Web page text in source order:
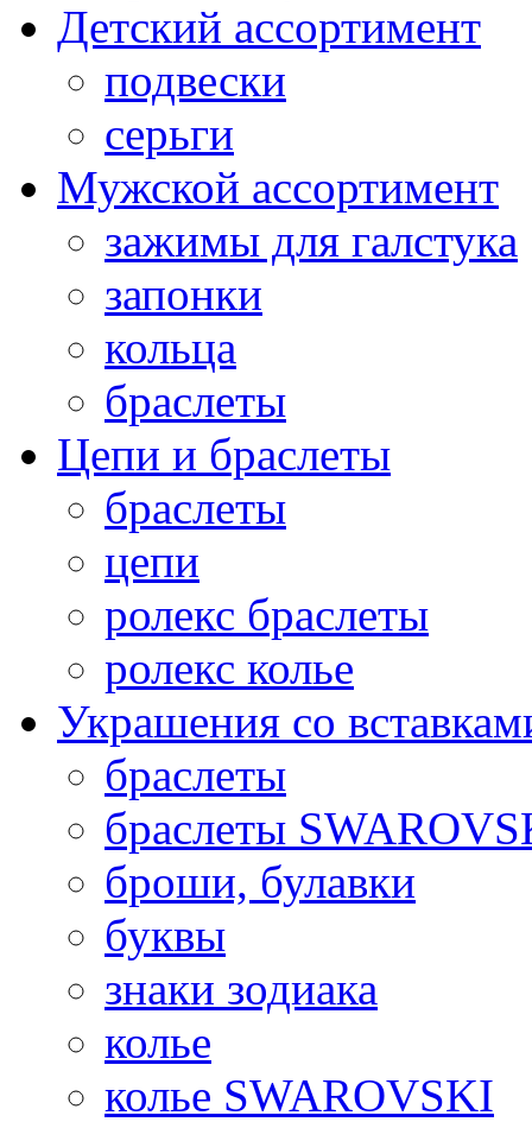
Детский ассортимент
подвески
серьги
Мужской ассортимент
зажимы для галстука
запонки
кольца
браслеты
Цепи и браслеты
браслеты
цепи
ролекс браслеты
ролекс колье
Украшения со
браслеты
браслеты
броши, булавки
буквы
знаки зодиака
колье
колье SWAROVSKI